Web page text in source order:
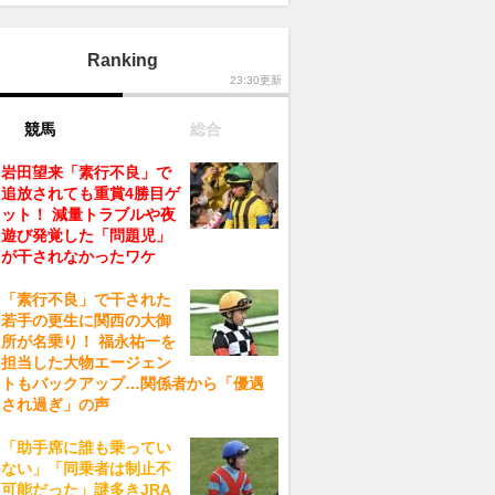
Ranking
23:30更新
競馬 総合
岩田望来「素行不良」で
追放されても重賞4勝目ゲ
ット！ 減量トラブルや夜
遊び発覚した「問題児」
が干されなかったワケ
「素行不良」で干された
若手の更生に関西の大御
所が名乗り！ 福永祐一を
担当した大物エージェン
トもバックアップ…関係者から「優遇
され過ぎ」の声
「助手席に誰も乗ってい
ない」「同乗者は制止不
可能だった」謎多きJRA